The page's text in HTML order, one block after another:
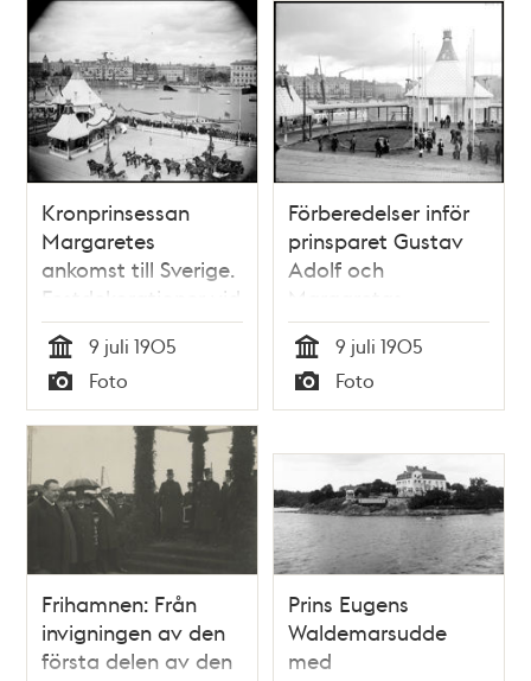
Kronprinsessan
Margaretes
ankomst till Sverige.
Festdekorationer vid
Logårdstrappan
Tid
9 juli 1905
Typ
Foto
Förberedelser inför
prinsparet Gustav
Adolf och
Margaretas
ankomst den 9 juli
1905
Tid
9 juli 1905
Typ
Foto
Frihamnen: Från
invigningen av den
första delen av den
Prins Eugens
Waldemarsudde
med